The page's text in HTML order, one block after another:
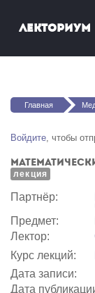
Лекториум
Вы здесь
Главная
Войдите, чтобы
лекция
Партнёр:
Предмет:
Лектор:
Курс лекций:
Дата записи:
Дата